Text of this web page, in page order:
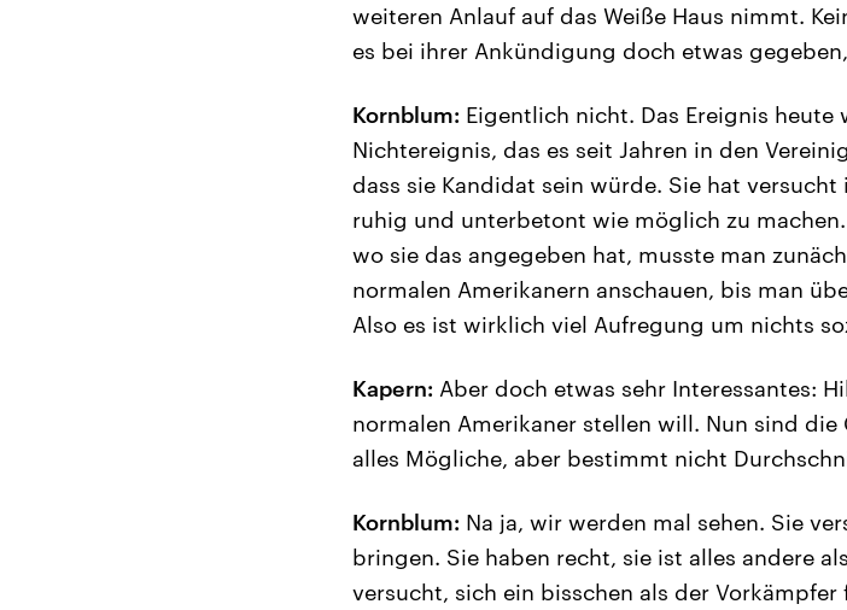
weiteren Anlauf auf das Weiße Haus nimmt.
es bei ihrer Ankündigung doch etwas
Kornblum: Eigentlich nicht. Das Ereignis
Nichtereignis, das es seit Jahren in den
dass sie Kandidat sein würde. Sie hat
ruhig und unterbetont wie möglich zu
wo sie das angegeben hat, musste man
normalen Amerikanern anschauen, bis man
Also es ist wirklich viel Aufregung um nichts
Kapern: Aber doch etwas sehr Interessantes:
normalen Amerikaner stellen will. Nun sind
alles Mögliche, aber bestimmt nicht
Kornblum: Na ja, wir werden mal sehen. Sie
bringen. Sie haben recht, sie ist alles andere
versucht, sich ein bisschen als der